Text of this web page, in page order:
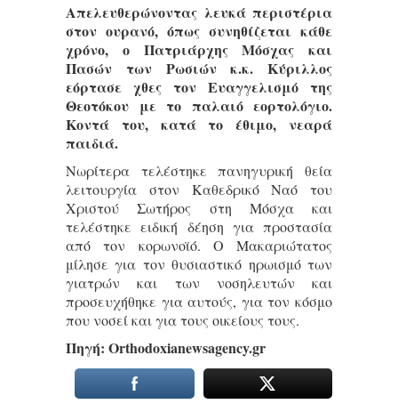
Απελευθερώνοντας λευκά περιστέρια
στον ουρανό, όπως συνηθίζεται κάθε
χρόνο, ο Πατριάρχης Μόσχας και
Πασών των Ρωσιών κ.κ. Κύριλλος
εόρτασε χθες τον Ευαγγελισμό της
Θεοτόκου με το παλαιό εορτολόγιο.
Κοντά του, κατά το έθιμο, νεαρά
παιδιά.
Νωρίτερα τελέστηκε πανηγυρική θεία
λειτουργία στον Καθεδρικό Ναό του
Χριστού Σωτήρος στη Μόσχα και
τελέστηκε ειδική δέηση για προστασία
από τον κορωνοϊό. Ο Μακαριώτατος
μίλησε για τον θυσιαστικό ηρωισμό των
γιατρών και των νοσηλευτών και
προσευχήθηκε για αυτούς, για τον κόσμο
που νοσεί και για τους οικείους τους.
Πηγή: Οrthodoxianewsagency.gr